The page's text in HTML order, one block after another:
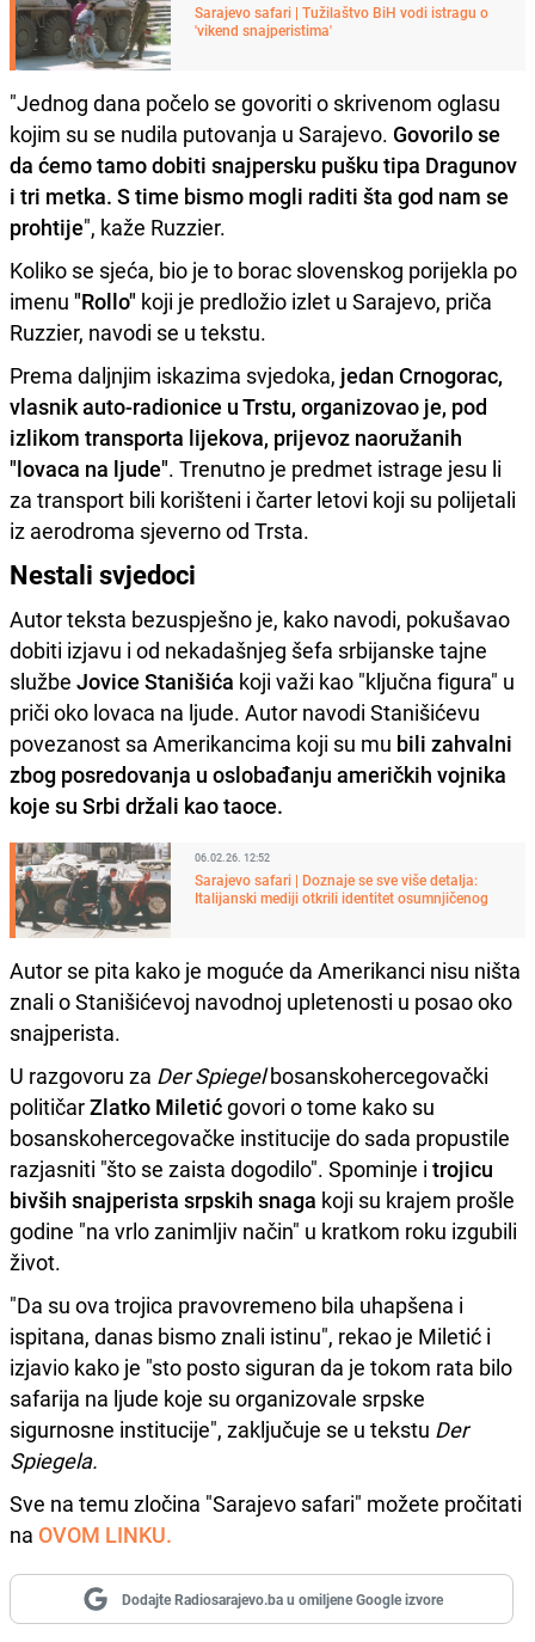
Sarajevo safari | Tužilaštvo BiH vodi istragu o
'vikend snajperistima'
"Jednog dana počelo se govoriti o skrivenom oglasu
kojim su se nudila putovanja u Sarajevo. Govorilo se
da ćemo tamo dobiti snajpersku pušku tipa Dragunov
i tri metka. S time bismo mogli raditi šta god nam se
prohtije", kaže Ruzzier.
Koliko se sjeća, bio je to borac slovenskog porijekla po
imenu "Rollo" koji je predložio izlet u Sarajevo, priča
Ruzzier, navodi se u tekstu.
Prema daljnjim iskazima svjedoka, jedan Crnogorac,
vlasnik auto-radionice u Trstu, organizovao je, pod
izlikom transporta lijekova, prijevoz naoružanih
"lovaca na ljude". Trenutno je predmet istrage jesu li
za transport bili korišteni i čarter letovi koji su polijetali
iz aerodroma sjeverno od Trsta.
Nestali svjedoci
Autor teksta bezuspješno je, kako navodi, pokušavao
dobiti izjavu i od nekadašnjeg šefa srbijanske tajne
službe Jovice Stanišića koji važi kao "ključna figura" u
priči oko lovaca na ljude. Autor navodi Stanišićevu
povezanost sa Amerikancima koji su mu bili zahvalni
zbog posredovanja u oslobađanju američkih vojnika
koje su Srbi držali kao taoce.
06.02.26. 12:52
Sarajevo safari | Doznaje se sve više detalja:
Italijanski mediji otkrili identitet osumnjičenog
Autor se pita kako je moguće da Amerikanci nisu ništa
znali o Stanišićevoj navodnoj upletenosti u posao oko
snajperista.
U razgovoru za Der Spiegelbosanskohercegovački
političarZlatko Miletićgovori o tome kako su
bosanskohercegovačke institucije do sada propustile
razjasniti "što se zaista dogodilo". Spominje i trojicu
bivših snajperista srpskih snaga koji su krajem prošle
godine "na vrlo zanimljiv način" u kratkom roku izgubili
život.
"Da su ova trojica pravovremeno bila uhapšena i
ispitana, danas bismo znali istinu", rekao je Miletić i
izjavio kako je "sto posto siguran da je tokom rata bilo
safarija na ljude koje su organizovale srpske
sigurnosne institucije", zaključuje se u tekstu Der
Spiegela.
Sve na temu zločina "Sarajevo safari" možete pročitati
na OVOM LINKU.
Dodajte Radiosarajevo.ba u omiljene Google izvore